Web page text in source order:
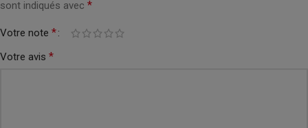
sont indiqués avec *
Votre note *
Votre avis *